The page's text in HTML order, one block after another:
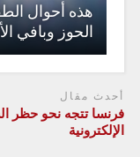
هذه أحوال
الحوز وبافي
أحدث مقال
فرنسا تتجه نحو حظر
الإلكترونية